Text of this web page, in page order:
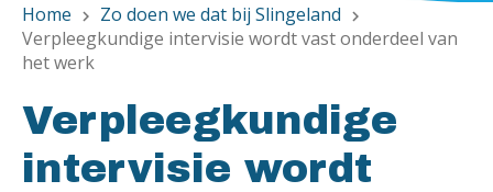
Home chevron_right Zo doen we dat bij Slingeland chevron_right
Verpleegkundige intervisie wordt vast onderdeel van
het werk
Verpleegkundige
intervisie wordt